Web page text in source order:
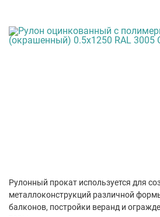
Рулонный прокат используется для
металлоконструкций различной
балконов, постройки веранд и